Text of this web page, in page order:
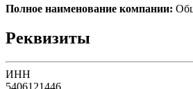
Полное наименование компании:
Реквизиты
ИНН
5406121446